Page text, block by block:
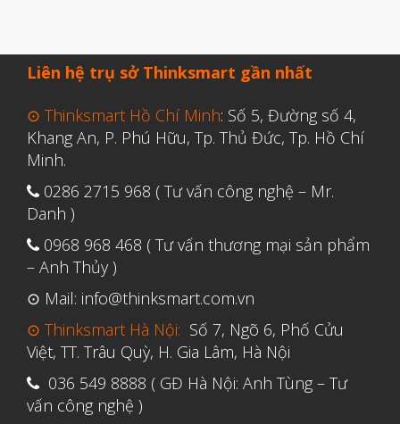
Tháng Bảy 2021
Tháng Sáu 2021
Tháng Năm 2021
Tháng Tư 2021
Tháng Một 2021
Tháng Mười Hai 2020
Tháng Mười 2020
Tháng Chín 2020
Tháng Tám 2020
Tháng Bảy 2020
Liên hệ trụ sở Thinksmart gần nhất
⊙ Thinksmart Hồ Chí Minh: Số 5, Đường số 4,
Khang An, P. Phú Hữu, Tp. Thủ Đức, Tp. Hồ Chí
Minh.
0286 2715 968 ( Tư vấn công nghệ – Mr.
Danh )
0968 968 468 ( Tư vấn thương mại sản phẩm
– Anh Thủy )
⊙ Mail: info@thinksmart.com.vn
⊙ Thinksmart Hà Nội: Số 7, Ngõ 6, Phố Cửu
Việt, TT. Trâu Quỳ, H. Gia Lâm, Hà Nội
036 549 8888 ( GĐ Hà Nội: Anh Tùng – Tư
vấn công nghệ )